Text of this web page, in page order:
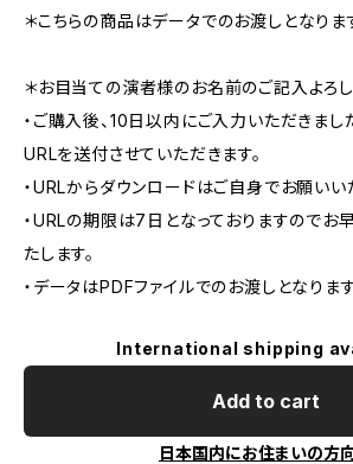
＊こちらの商品はデータでのお渡しとなりま
＊お目当ての演者様のお名前のご記入よろし
・ご購入後、10日以内にご入力いただきまし
URLを送付させていただきます。
・URLからダウンロードはご自身でお願いい
・URLの期限は7日となっておりますのでお
たします。
・データはPDFファイルでのお渡しとなります
International shipping
Add to cart
日本国内にお住まいの方